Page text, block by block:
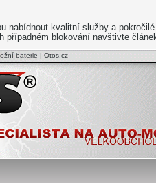
baterie | Otos.cz
nabídnout kvalitní služby a
případném blokování navštivte